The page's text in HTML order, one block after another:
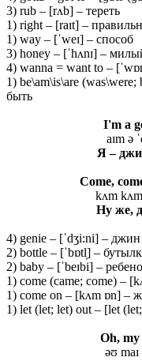
3) rub – [rʌb] – тереть
1) right – [raɪt] –
1) way – [ˈweɪ] – способ
3) honey – [ˈhʌnɪ] –
4) wanna = want to –
1) be\am\is\are
быть
I'm a
aɪm ə
Я–
Come,
kʌm
Ну же,
4) genie – [ˈdʒi:ni] – джин
2) bottle – [ˈbɒtl̩] –
2) baby – [ˈbeɪbi] –
1) come (came; come) –
1) come on – [kʌm ɒn] –
1) let (let; let) out – [let
Oh, my
əʊ maɪ